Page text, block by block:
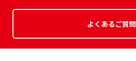
よくあるご質問